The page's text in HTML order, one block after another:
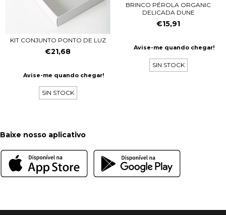
KIT CONJUNTO PONTO DE LUZ
€21,68
Avise-me quando chegar!
SIN STOCK
BRINCO PÉROLA ORGANIC
DELICADA DUNE
€15,91
Avise-me quando chegar!
SIN STOCK
Baixe nosso aplicativo